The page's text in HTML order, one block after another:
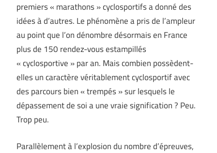
premiers « marathons » cyclosportifs a donné des
idées à d’autres. Le phénomène a pris de l’ampleur
au point que l’on dénombre désormais en France
plus de 150 rendez-vous estampillés
« cyclosportive » par an. Mais combien possèdent-
elles un caractère véritablement cyclosportif avec
des parcours bien « trempés » sur lesquels le
dépassement de soi a une vraie signification ? Peu.
Trop peu.
Parallèlement à l’explosion du nombre d’épreuves,